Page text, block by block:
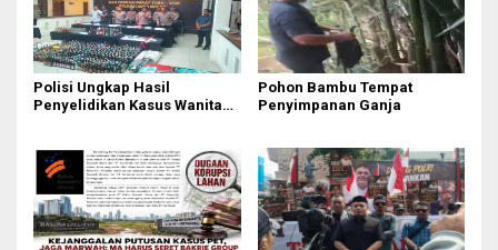
Polisi Ungkap Hasil
Penyelidikan Kasus Wanita
Pohon Bambu Tempat
Penyimpanan Ganja